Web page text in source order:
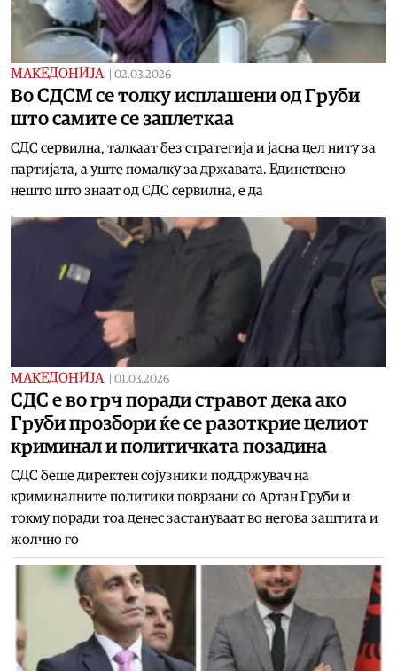
МАКЕДОНИЈА 02.03.2026
Во СДСМ се толку исплашени од Груби
што самите се заплеткаа
СДС сервилна, талкаат без стратегија и јасна цел ниту за
партијата, а уште помалку за државата. Единствено
нешто што знаат од СДС сервилна, е да
МАКЕДОНИЈА 01.03.2026
СДС е во грч поради стравот дека ако
Груби прозбори ќе се разоткрие целиот
криминал и политичката позадина
СДС беше директен сојузник и поддржувач на
криминалните политики поврзани со Артан Груби и
токму поради тоа денес застануваат во негова заштита и
жолчно го